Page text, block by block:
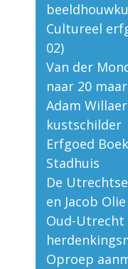
Cultureel
02)
Van der
naar 20
Adam
kustschilder
Erfgoed
Stadhuis
De
en Jacob Olie
Oud-
Oproep